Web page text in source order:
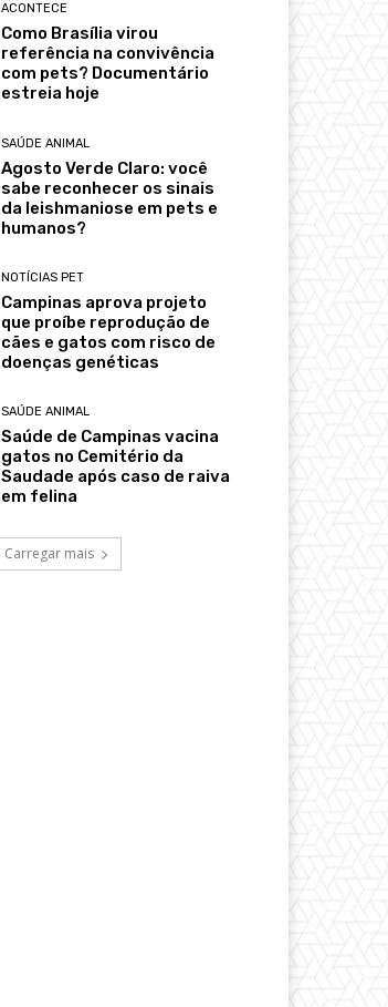
ACONTECE
Como Brasília virou
referência na convivência
com pets? Documentário
estreia hoje
SAÚDE ANIMAL
Agosto Verde Claro: você
sabe reconhecer os sinais
da leishmaniose em pets e
humanos?
NOTÍCIAS PET
Campinas aprova projeto
que proíbe reprodução de
cães e gatos com risco de
doenças genéticas
SAÚDE ANIMAL
Saúde de Campinas vacina
gatos no Cemitério da
Saudade após caso de raiva
em felina
Carregar mais